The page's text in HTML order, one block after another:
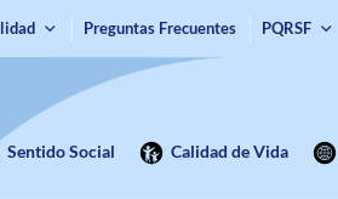
Preguntas Frecuentes PQRSF
Sentido Social Calidad de Vida